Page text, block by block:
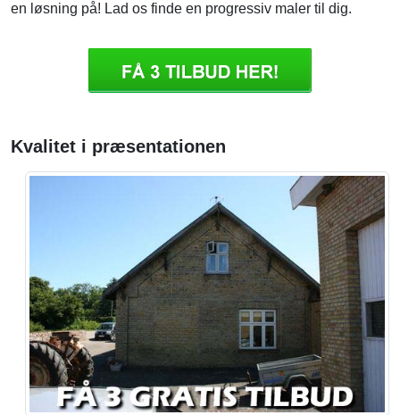
en løsning på! Lad os finde en progressiv maler til dig.
Kvalitet i præsentationen